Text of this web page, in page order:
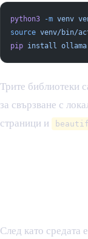
python3 -m venv
source venv/bin/
pip install ollama
Трите библиотеки
за свързване с
страници и
След като средата